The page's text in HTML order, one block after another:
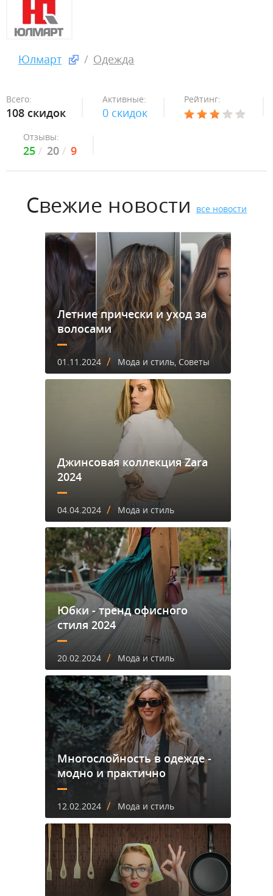
Юлмарт Одежда
Всего:
108 скидок
Активные:
0 скидок
Рейтинг:
Отзывы:
25 20 9
Свежие новости все новости
Летние прически и уход за
волосами
01.11.2024 / Мода и стиль, Советы
Джинсовая коллекция Zara
2024
04.04.2024 / Мода и стиль
Юбки - тренд офисного
стиля 2024
20.02.2024 / Мода и стиль
Многослойность в одежде -
модно и практично
12.02.2024 / Мода и стиль